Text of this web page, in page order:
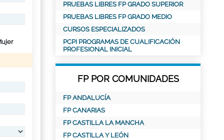
PRUEBAS LIBRES FP GRADO SUPERIOR
PRUEBAS LIBRES FP GRADO MEDIO
CURSOS ESPECIALIZADOS
PCPI PROGRAMAS DE CUALIFICACIÓN
PROFESIONAL INICIAL
FP POR COMUNIDADES
FP ANDALUCÍA
FP CANARIAS
FP CASTILLA LA MANCHA
FP CASTILLA Y LEÓN